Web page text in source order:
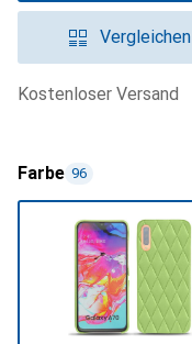
Vergleichen
kostenloser Versand
Farbe 96